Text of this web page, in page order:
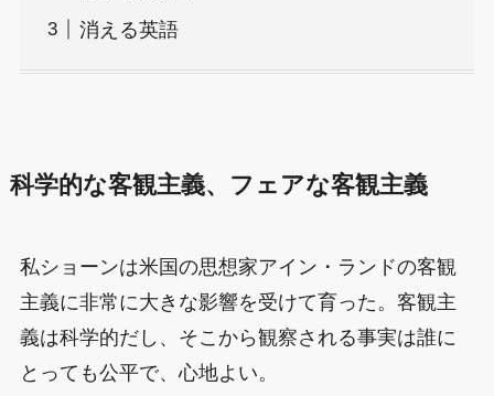
消える英語
科学的な客観主義、フェアな客観主義
私ショーンは米国の思想家アイン・ランドの客観
主義に非常に大きな影響を受けて育った。客観主
義は科学的だし、そこから観察される事実は誰に
とっても公平で、心地よい。